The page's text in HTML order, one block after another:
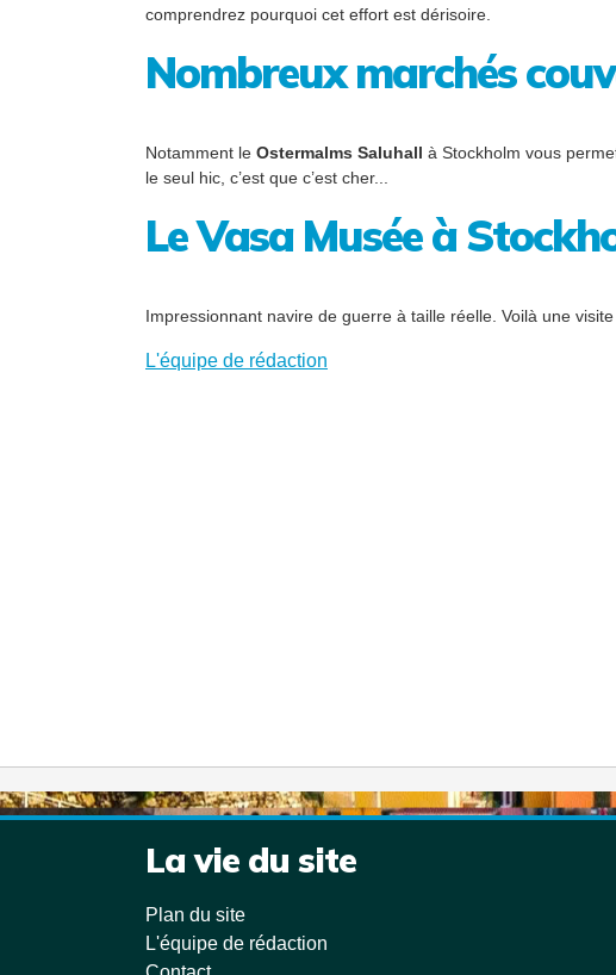
comprendrez pourquoi cet effort est dérisoire.
Nombreux marchés
Notamment le Ostermalms Saluhall à Stockholm vous
le seul hic, c’est que c’est cher...
Le Vasa Musée à
Impressionnant navire de guerre à taille réelle. Voilà une
L'équipe de rédaction
La vie du site
Plan du site
L'équipe de rédaction